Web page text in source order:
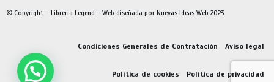
© Copyright – Libreria Legend – Web diseñada por Nuevas Ideas Web 2023
Condiciones Generales de Contratación Aviso legal
Política de cookies Política de privacidad